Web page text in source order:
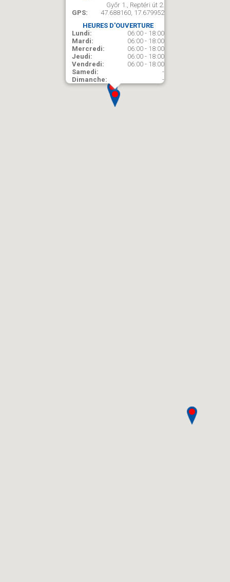
Győr 1., Reptéri út 2.
GPS:
47.688160, 17.679952
HEURES D'OUVERTURE
Lundi:
06:00 - 18:00
Mardi:
06:00 - 18:00
Mercredi:
06:00 - 18:00
Jeudi:
06:00 - 18:00
Vendredi:
06:00 - 18:00
Samedi:
-
Dimanche:
-